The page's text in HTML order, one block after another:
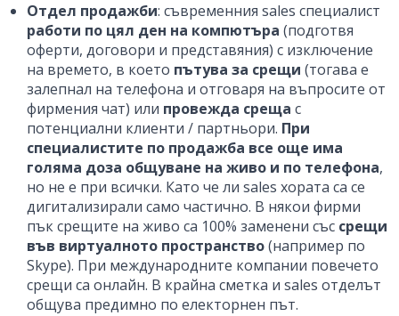
Отдел продажби: съвременния sales специалист
работи по цял ден на компютъра (подготвя
оферти, договори и представяния) с изключение
на времето, в което пътува за срещи (тогава е
залепнал на телефона и отговаря на въпросите от
фирмения чат) или провежда среща с
потенциални клиенти / партньори. При
специалистите по продажба все още има
голяма доза общуване на живо и по телефона,
но не е при всички. Като че ли sales хората са се
дигитализирали само частично. В някои фирми
пък срещите на живо са 100% заменени със срещи
във виртуалното пространство(например по
Skype). При международните компании повечето
срещи са онлайн. В крайна сметка и sales отделът
общува предимно по електорнен път.